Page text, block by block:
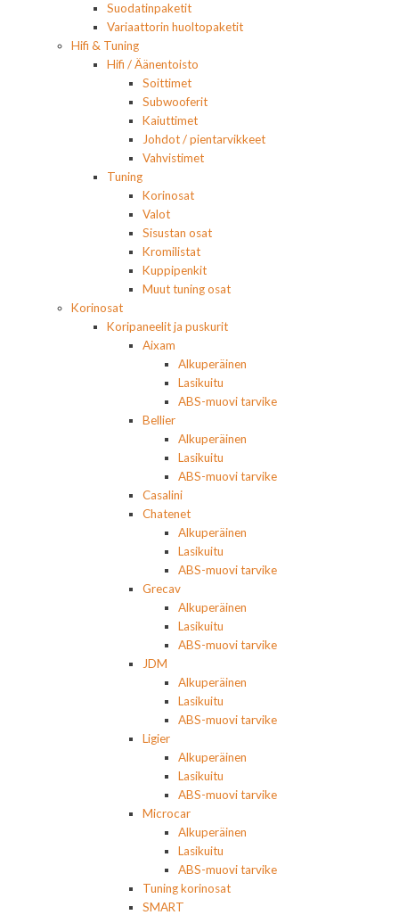
Suodatinpaketit
Variaattorin huoltopaketit
Hifi & Tuning
Hifi / Äänentoisto
Soittimet
Subwooferit
Kaiuttimet
Johdot / pientarvikkeet
Vahvistimet
Tuning
Korinosat
Valot
Sisustan osat
Kromilistat
Kuppipenkit
Muut tuning osat
Korinosat
Koripaneelit ja puskurit
Aixam
Alkuperäinen
Lasikuitu
ABS-muovi tarvike
Bellier
Alkuperäinen
Lasikuitu
ABS-muovi tarvike
Casalini
Chatenet
Alkuperäinen
Lasikuitu
ABS-muovi tarvike
Grecav
Alkuperäinen
Lasikuitu
ABS-muovi tarvike
JDM
Alkuperäinen
Lasikuitu
ABS-muovi tarvike
Ligier
Alkuperäinen
Lasikuitu
ABS-muovi tarvike
Microcar
Alkuperäinen
Lasikuitu
ABS-muovi tarvike
Tuning korinosat
SMART